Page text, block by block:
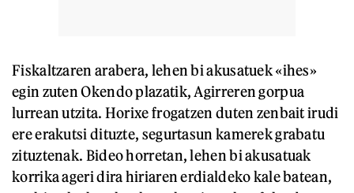
Fiskaltzaren arabera, lehen bi akusatuek «ihes»
egin zuten Okendo plazatik, Agirreren gorpua
lurrean utzita. Horixe frogatzen duten zenbait irudi
ere erakutsi dituzte, segurtasun kamerek grabatu
zituztenak. Bideo horretan, lehen bi akusatuak
korrika ageri dira hiriaren erdialdeko kale batean,